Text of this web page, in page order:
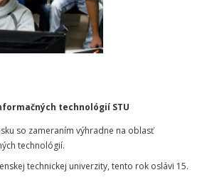
technológií STU
so zameraním výhradne na oblasť
technológií.
technickej univerzity, tento rok oslávi 15.